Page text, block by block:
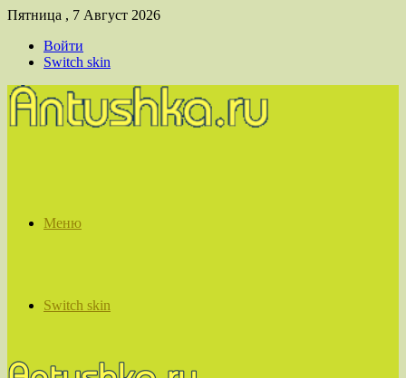
Пятница , 7 Август 2026
Войти
Switch skin
Меню
Switch skin